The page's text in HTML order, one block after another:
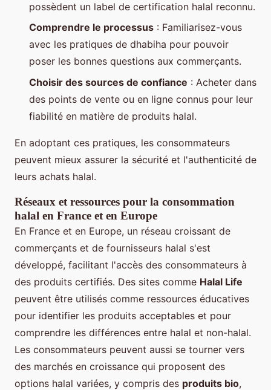
possèdent un label de certification halal reconnu.
Comprendre le processus : Familiarisez-vous
avec les pratiques de dhabiha pour pouvoir
poser les bonnes questions aux commerçants.
Choisir des sources de confiance : Acheter dans
des points de vente ou en ligne connus pour leur
fiabilité en matière de produits halal.
En adoptant ces pratiques, les consommateurs
peuvent mieux assurer la sécurité et l'authenticité de
leurs achats halal.
Réseaux et ressources pour la consommation
halal en France et en Europe
En France et en Europe, un réseau croissant de
commerçants et de fournisseurs halal s'est
développé, facilitant l'accès des consommateurs à
des produits certifiés. Des sites comme Halal Life
peuvent être utilisés comme ressources éducatives
pour identifier les produits acceptables et pour
comprendre les différences entre halal et non-halal.
Les consommateurs peuvent aussi se tourner vers
des marchés en croissance qui proposent des
options halal variées, y compris des produits bio,